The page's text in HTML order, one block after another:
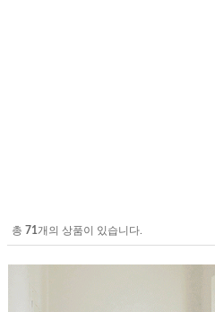
총 71개의 상품이 있습니다.